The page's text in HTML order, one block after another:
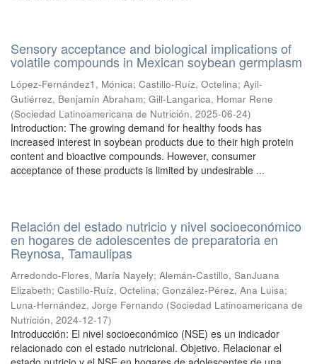
Sensory acceptance and biological implications of
volatile compounds in Mexican soybean germplasm
López-Fernández1, Mónica; Castillo-Ruíz, Octelina; Ayil-
Gutiérrez, Benjamín Abraham; Gill-Langarica, Homar Rene
(Sociedad Latinoamericana de Nutrición, 2025-06-24)
Introduction: The growing demand for healthy foods has
increased interest in soybean products due to their high protein
content and bioactive compounds. However, consumer
acceptance of these products is limited by undesirable ...
Relación del estado nutricio y nivel socioeconómico
en hogares de adolescentes de preparatoria en
Reynosa, Tamaulipas
Arredondo-Flores, María Nayely; Alemán-Castillo, SanJuana
Elizabeth; Castillo-Ruíz, Octelina; González-Pérez, Ana Luisa;
Luna-Hernández, Jorge Fernando (Sociedad Latinoamericana de
Nutrición, 2024-12-17)
Introducción: El nivel socioeconómico (NSE) es un indicador
relacionado con el estado nutricional. Objetivo. Relacionar el